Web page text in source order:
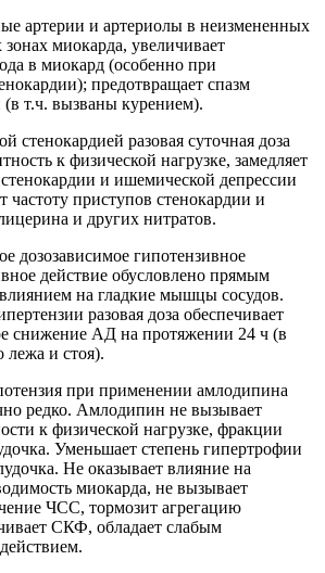
артерии и артериолы в неизмененных
миокарда, увеличивает
в миокард (особенно при
предотвращает спазм
т.ч. вызваны курением).
стенокардией разовая суточная доза
к физической нагрузке, замедляет
и ишемической депрессии
частоту приступов стенокардии и
и других нитратов.
дозозависимое гипотензивное
действие обусловлено прямым
на гладкие мышцы сосудов.
разовая доза обеспечивает
снижение АД на протяжении 24 ч (в
лежа и стоя).
при применении амлодипина
редко. Амлодипин не вызывает
к физической нагрузке, фракции
Уменьшает степень гипертрофии
Не оказывает влияние на
миокарда, не вызывает
ЧСС, тормозит агрегацию
СКФ, обладает слабым